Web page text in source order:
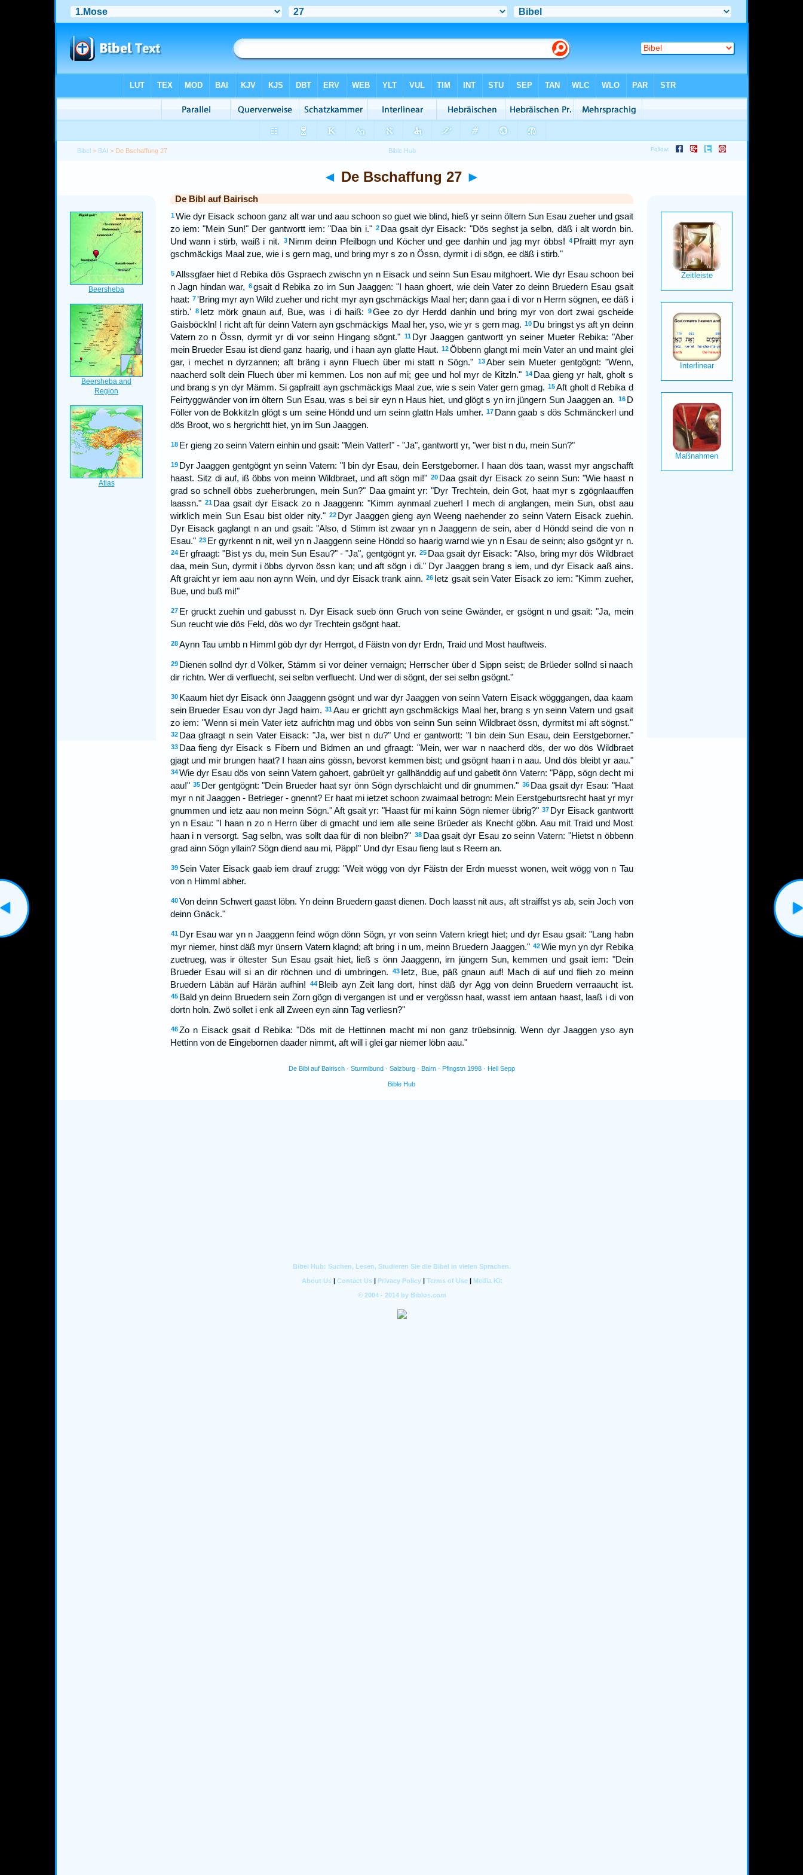
Bibel > BAI > De Bschaffung 27
◄ De Bschaffung 27 ►
De Bibl auf Bairisch
1 Wie dyr Eisack schoon ganz alt war und aau schoon so guet wie blind, hieß yr seinn öltern Sun Esau zueher und gsait
zo iem: "Mein Sun!" Der gantwortt iem: "Daa bin i." 2 Daa gsait dyr Eisack: "Dös seghst ja selbn, däß i alt wordn bin.
Und wann i stirb, waiß i nit.
3 Nimm deinn Pfeilbogn und Köcher und gee danhin und jag myr öbbs! 4 Pfraitt myr ayn
gschmäckigs Maal zue, wie i s gern mag, und bring myr s zo n Össn, dyrmit i di sögn, ee däß i stirb."
5 Allssgfaer hiet d Rebika dös Gspraech zwischn yn n Eisack und seinn Sun Esau mitghoert. Wie dyr Esau schoon bei
n Jagn hindan war, 6gsait d Rebika zo irn Sun Jaaggen: "I haan ghoert, wie dein Vater zo deinn Bruedern Esau gsait
haat: 7'Bring myr ayn Wild zueher und richt myr ayn gschmäckigs Maal her; dann gaa i di vor n Herrn sögnen, ee däß i
stirb.'
8 Ietz mörk gnaun auf, Bue, was i di haiß: 9Gee zo dyr Herdd danhin und bring myr von dort zwai gscheide
Gaisböckln! I richt aft für deinn Vatern ayn gschmäckigs Maal her, yso, wie yr s gern mag. 10 Du bringst ys aft yn deinn
Vatern zo n Össn, dyrmit yr di vor seinn Hingang sögnt." 11 Dyr Jaaggen gantwortt yn seiner Mueter Rebika: "Aber
mein Brueder Esau ist diend ganz haarig, und i haan ayn glatte Haut. 12 Öbbenn glangt mi mein Vater an und maint glei
gar, i mechet n dyrzannen; aft bräng i aynn Fluech über mi statt n Sögn."
13 Aber sein Mueter gentgögnt: "Wenn,
naacherd sollt dein Fluech über mi kemmen. Los non auf mi; gee und hol myr de Kitzln." 14 Daa gieng yr halt, gholt s
und brang s yn dyr Mämm. Si gapfraitt ayn gschmäckigs Maal zue, wie s sein Vater gern gmag. 15 Aft gholt d Rebika d
Feirtyggwänder von irn öltern Sun Esau, was s bei sir eyn n Haus hiet, und glögt s yn irn jüngern Sun Jaaggen an. 16 D
Föller von de Bokkitzln glögt s um seine Höndd und um seinn glattn Hals umher. 17 Dann gaab s dös Schmänckerl und
dös Broot, wo s hergrichtt hiet, yn irn Sun Jaaggen.
18 Er gieng zo seinn Vatern einhin und gsait: "Mein Vatter!" - "Ja", gantwortt yr, "wer bist n du, mein Sun?"
19 Dyr Jaaggen gentgögnt yn seinn Vatern: "I bin dyr Esau, dein Eerstgeborner. I haan dös taan, wasst myr angschafft
haast. Sitz di auf, iß öbbs von meinn Wildbraet, und aft sögn mi!" 20 Daa gsait dyr Eisack zo seinn Sun: "Wie haast n
grad so schnell öbbs zueherbrungen, mein Sun?" Daa gmaint yr: "Dyr Trechtein, dein Got, haat myr s zgögnlaauffen
laassn." 21 Daa gsait dyr Eisack zo n Jaaggenn: "Kimm aynmaal zueher! I mech di anglangen, mein Sun, obst aau
wirklich mein Sun Esau bist older nity." 22 Dyr Jaaggen gieng ayn Weeng naehender zo seinn Vatern Eisack zuehin.
Dyr Eisack gaglangt n an und gsait: "Also, d Stimm ist zwaar yn n Jaaggenn de sein, aber d Höndd seind die von n
Esau." 23 Er gyrkennt n nit, weil yn n Jaaggenn seine Höndd so haarig warnd wie yn n Esau de seinn; also gsögnt yr n.
24 Er gfraagt: "Bist ys du, mein Sun Esau?" - "Ja", gentgögnt yr. 25 Daa gsait dyr Eisack: "Also, bring myr dös Wildbraet
daa, mein Sun, dyrmit i öbbs dyrvon össn kan; und aft sögn i di." Dyr Jaaggen brang s iem, und dyr Eisack aaß ains.
Aft graicht yr iem aau non aynn Wein, und dyr Eisack trank ainn. 26 Ietz gsait sein Vater Eisack zo iem: "Kimm zueher,
Bue, und buß mi!"
27 Er gruckt zuehin und gabusst n. Dyr Eisack sueb önn Gruch von seine Gwänder, er gsögnt n und gsait: "Ja, mein
Sun reucht wie dös Feld, dös wo dyr Trechtein gsögnt haat.
28 Aynn Tau umbb n Himml göb dyr dyr Herrgot, d Fäistn von dyr Erdn, Traid und Most hauftweis.
29 Dienen sollnd dyr d Völker, Stämm si vor deiner vernaign; Herrscher über d Sippn seist; de Brüeder sollnd si naach
dir richtn. Wer di verfluecht, sei selbn verfluecht. Und wer di sögnt, der sei selbn gsögnt."
30 Kaaum hiet dyr Eisack önn Jaaggenn gsögnt und war dyr Jaaggen von seinn Vatern Eisack wögggangen, daa kaam
sein Brueder Esau von dyr Jagd haim. 31 Aau er grichtt ayn gschmäckigs Maal her, brang s yn seinn Vatern und gsait
zo iem: "Wenn si mein Vater ietz aufrichtn mag und öbbs von seinn Sun seinn Wildbraet össn, dyrmitst mi aft sögnst."
32 Daa gfraagt n sein Vater Eisack: "Ja, wer bist n du?" Und er gantwortt: "I bin dein Sun Esau, dein Eerstgeborner."
33 Daa fieng dyr Eisack s Fibern und Bidmen an und gfraagt: "Mein, wer war n naacherd dös, der wo dös Wildbraet
gjagt und mir brungen haat? I haan ains gössn, bevorst kemmen bist; und gsögnt haan i n aau. Und dös bleibt yr aau."
34 Wie dyr Esau dös von seinn Vatern gahoert, gabrüelt yr gallhänddig auf und gabetlt önn Vatern: "Päpp, sögn decht mi
aau!" 35 Der gentgögnt: "Dein Brueder haat syr önn Sögn dyrschlaicht und dir gnummen." 36 Daa gsait dyr Esau: "Haat
myr n nit Jaaggen - Betrieger - gnennt? Er haat mi ietzet schoon zwaimaal betrogn: Mein Eerstgeburtsrecht haat yr myr
gnummen und ietz aau non meinn Sögn." Aft gsait yr: "Haast für mi kainn Sögn niemer übrig?" 37 Dyr Eisack gantwortt
yn n Esau: "I haan n zo n Herrn über di gmacht und iem alle seine Brüeder als Knecht göbn. Aau mit Traid und Most
haan i n versorgt. Sag selbn, was sollt daa für di non bleibn?" 38 Daa gsait dyr Esau zo seinn Vatern: "Hietst n öbbenn
grad ainn Sögn yllain? Sögn diend aau mi, Päpp!" Und dyr Esau fieng laut s Reern an.
39 Sein Vater Eisack gaab iem drauf zrugg: "Weit wögg von dyr Fäistn der Erdn muesst wonen, weit wögg von n Tau
von n Himml abher.
40 Von deinn Schwert gaast löbn. Yn deinn Bruedern gaast dienen. Doch laasst nit aus, aft straiffst ys ab, sein Joch von
deinn Gnäck."
41 Dyr Esau war yn n Jaaggenn feind wögn dönn Sögn, yr von seinn Vatern kriegt hiet; und dyr Esau gsait: "Lang habn
myr niemer, hinst däß myr ünsern Vatern klagnd; aft bring i n um, meinn Bruedern Jaaggen." 42Wie myn yn dyr Rebika
zuetrueg, was ir öltester Sun Esau gsait hiet, ließ s önn Jaaggenn, irn jüngern Sun, kemmen und gsait iem: "Dein
Brueder Esau will si an dir röchnen und di umbringen.
43 Ietz, Bue, päß gnaun auf! Mach di auf und flieh zo meinn
Bruedern Läbän auf Härän aufhin!
44 Bleib ayn Zeit lang dort, hinst däß dyr Agg von deinn Bruedern verraaucht ist.
45 Bald yn deinn Bruedern sein Zorn gögn di vergangen ist und er vergössn haat, wasst iem antaan haast, laaß i di von
dortn holn. Zwö sollet i enk all Zween eyn ainn Tag verliesn?"
46 Zo n Eisack gsait d Rebika: "Dös mit de Hettinnen macht mi non ganz trüebsinnig. Wenn dyr Jaaggen yso ayn
Hettinn von de Eingebornen daader nimmt, aft will i glei gar niemer löbn aau."
De Bibl auf Bairisch · Sturmibund · Salzburg · Bairn · Pfingstn 1998 · Hell Sepp
Bible Hub